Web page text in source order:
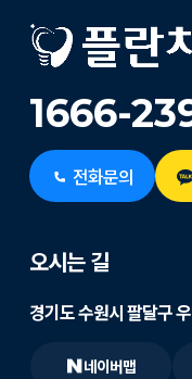
1666-
전화문의
오시는 길
경기도 수원시 팔달구
네이버맵